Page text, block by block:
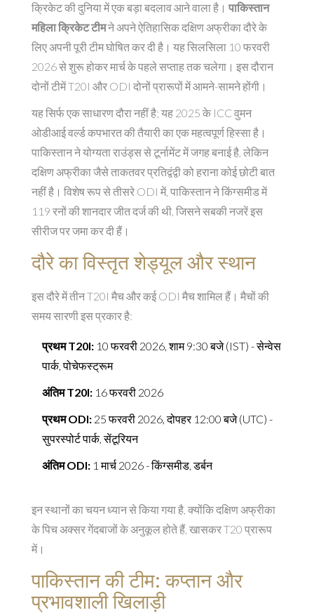
क्रिकेट की दुनिया में एक बड़ा बदलाव आने वाला है। पाकिस्तान
महिला क्रिकेट टीमने अपने ऐतिहासिक दक्षिण अफ्रीका दौरे के
लिए अपनी पूरी टीम घोषित कर दी है। यह सिलसिला 10 फरवरी
2026 से शुरू होकर मार्च के पहले सप्ताह तक चलेगा। इस दौरान
दोनों टीमें T20I और ODI दोनों प्रारूपों में आमने-सामने होंगी।
यह सिर्फ एक साधारण दौरा नहीं है; यह 2025 के ICC वुमन
ओडीआई वर्ल्ड कपभारतकी तैयारी का एक महत्वपूर्ण हिस्सा है।
पाकिस्तान ने योग्यता राउंड्स से टूर्नामेंट में जगह बनाई है, लेकिन
दक्षिण अफ्रीका जैसे ताकतवर प्रतिद्वंद्वी को हराना कोई छोटी बात
नहीं है। विशेष रूप से तीसरे ODI में, पाकिस्तान ने किंग्समीड में
119 रनों की शानदार जीत दर्ज की थी, जिसने सबकी नजरें इस
सीरीज पर जमा कर दी हैं।
दौरे का विस्तृत शेड्यूल और स्थान
इस दौरे में तीन T20I मैच और कई ODI मैच शामिल हैं। मैचों की
समय सारणी इस प्रकार है:
प्रथम T20I: 10 फरवरी 2026, शाम 9:30 बजे (IST) -सेन्वेस
पार्क, पोचेफस्ट्रूम
अंतिम T20I: 16 फरवरी 2026
प्रथम ODI: 25 फरवरी 2026, दोपहर 12:00 बजे (UTC) -
सुपरस्पोर्ट पार्क, सेंटूरियन
अंतिम ODI: 1 मार्च 2026 -किंग्समीड, डर्बन
इन स्थानों का चयन ध्यान से किया गया है, क्योंकि दक्षिण अफ्रीका
के पिच अक्सर गेंदबाजों के अनुकूल होते हैं, खासकर T20 प्रारूप
में।
पाकिस्तान की टीम: कप्तान और
प्रभावशाली खिलाड़ी